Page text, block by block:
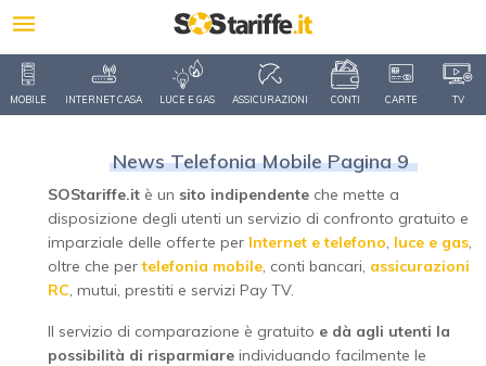
MOBILE INTERNET CASA LUCE E GAS ASSICURAZIONI CONTI CARTE TV
News Telefonia Mobile Pagina 9
SOStariffe.it è un sito indipendente che mette a
disposizione degli utenti un servizio di confronto gratuito e
imparziale delle offerte per Internet e telefono, luce e gas,
oltre che pertelefonia mobile, conti bancari, assicurazioni
RC, mutui, prestiti e servizi Pay TV.
Il servizio di comparazione è gratuito e dà agli utenti la
possibilità di risparmiare individuando facilmente le